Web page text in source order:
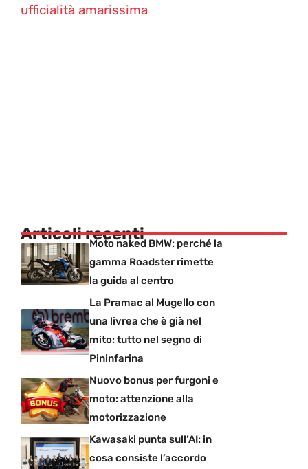
ufficialità amarissima
Articoli recentiMoto naked BMW: perché la
gamma Roadster rimette
la guida al centro
La Pramac al Mugello con
una livrea che è già nel
mito: tutto nel segno di
Pininfarina
Nuovo bonus per furgoni e
moto: attenzione alla
motorizzazione
Kawasaki punta sull’AI: in
cosa consiste l’accordo